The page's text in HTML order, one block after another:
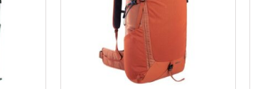
האפשרויות
בעמוד
המוצר